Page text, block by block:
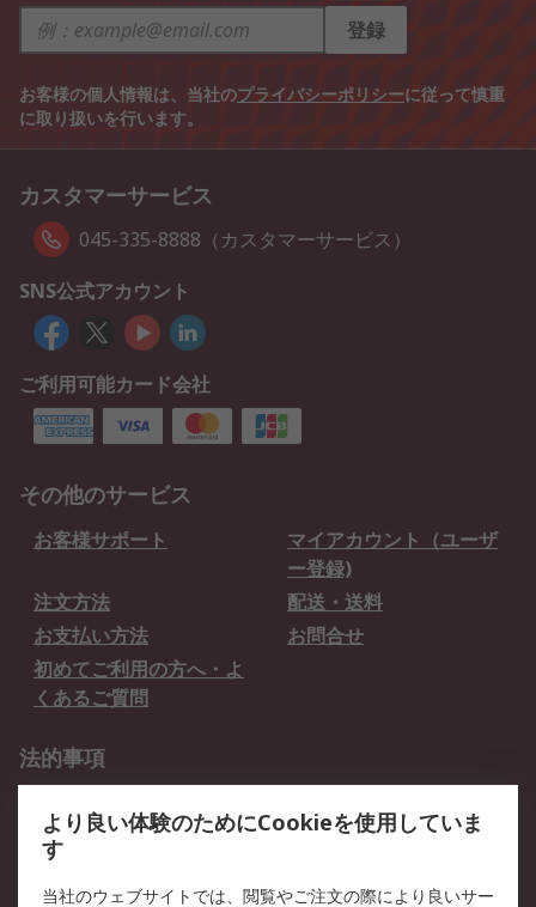
登録
お客様の個人情報は、当社のプライバシーポリシーに従って慎重
に取り扱いを行います。
カスタマーサービス
045-335-8888（カスタマーサービス）
SNS公式アカウント
ご利用可能カード会社
その他のサービス
お客様サポート
マイアカウント（ユーザ
ー登録)
注文方法
配送・送料
お支払い方法
お問合せ
初めてご利用の方へ・よ
くあるご質問
法的事項
クッキーポリシー
RSについて
より良い体験のためにCookieを使用していま
す
当社のウェブサイトでは、閲覧やご注文の際により良いサー